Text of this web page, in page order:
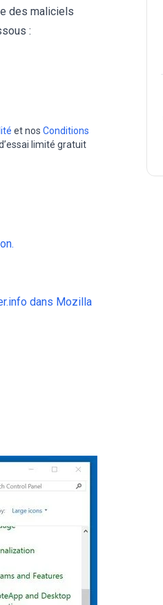
des maliciels
:
et nos Conditions
limité gratuit
dans Mozilla